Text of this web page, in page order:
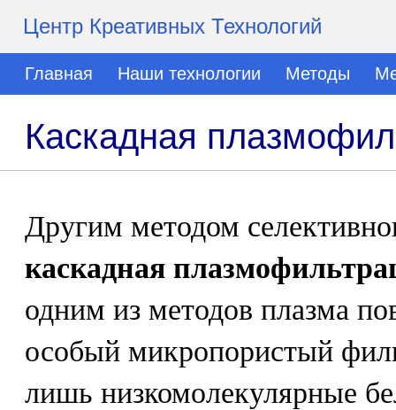
Центр Креативных Технологий
Главная Наши технологии Методы
Каскадная
Другим методом
каскадная
одним из методов плазма
особый микропористый
лишь низкомолекулярные